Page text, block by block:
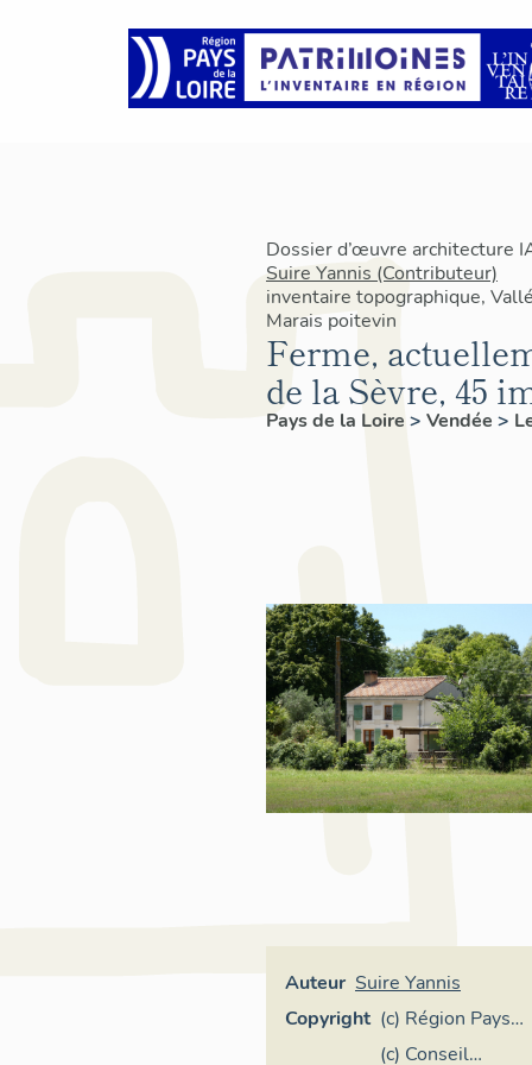
Dossier d’œuvre architecture
Suire Yannis (Contributeur)
inventaire topographique,
Marais poitevin
Ferme,
de la Sèvre, 45
Pays de la Loire > Vendée >
Auteur Suire Yannis
Copyright (c) Région Pays
de la Loire -
(c) Conseil